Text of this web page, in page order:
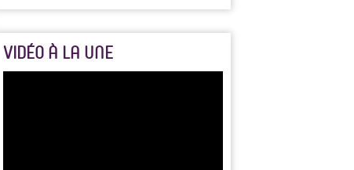
VIDÉO À LA UNE